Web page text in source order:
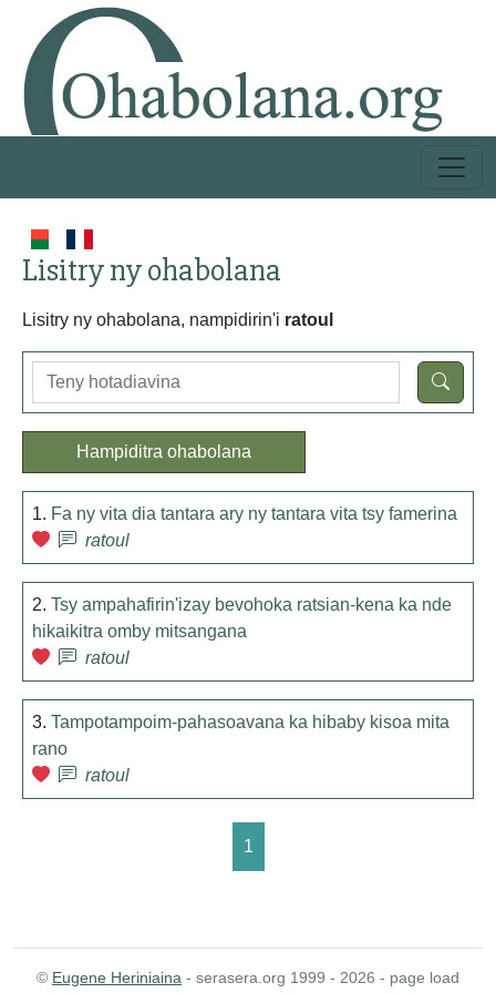
Lisitry ny ohabolana
Lisitry ny ohabolana, nampidirin'i ratoul
Hampiditra ohabolana
1. Fa ny vita dia tantara ary ny tantara vita tsy famerina
ratoul
2. Tsy ampahafirin'izay bevohoka ratsian-kena ka nde
hikaikitra omby mitsangana
ratoul
3. Tampotampoim-pahasoavana ka hibaby kisoa mita
rano
ratoul
1
© Eugene Heriniaina - serasera.org 1999 - 2026 - page load